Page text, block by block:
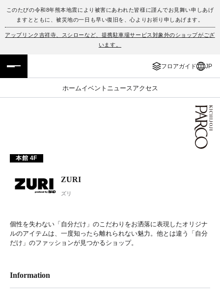
このたびの令和8年熊本地震により被害にあわれた皆様に謹んでお見舞い申しあげ
ますとともに、被災地の一日も早い復旧を、心よりお祈り申しあげます。
アップリンク吉祥寺、スシローなど、提携駐車場サービス対象外のショップがござ
います。
フロアガイド JP
ホームイベント ニュース アクセス
フロアガイド
イベント・ポップアップ
ニュース
PARCOメンバーズ
ENGLISH
簡体字
한국어
本館 4F
ZURI
ズリ
個性を失わない「自分だけ」のこだわりをお洒落に表現したオリジナ
ルのアイテムは、一度知ったら離れられない魅力。他とは違う「自分
だけ」のファッションが見つかるショップ。
Information